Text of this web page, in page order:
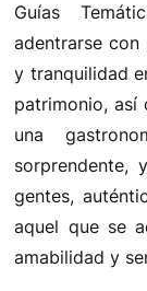
Guías
adentrarse
y tranquilidad
patrimonio, así
una
sorprendente,
gentes,
aquel que se
amabilidad y